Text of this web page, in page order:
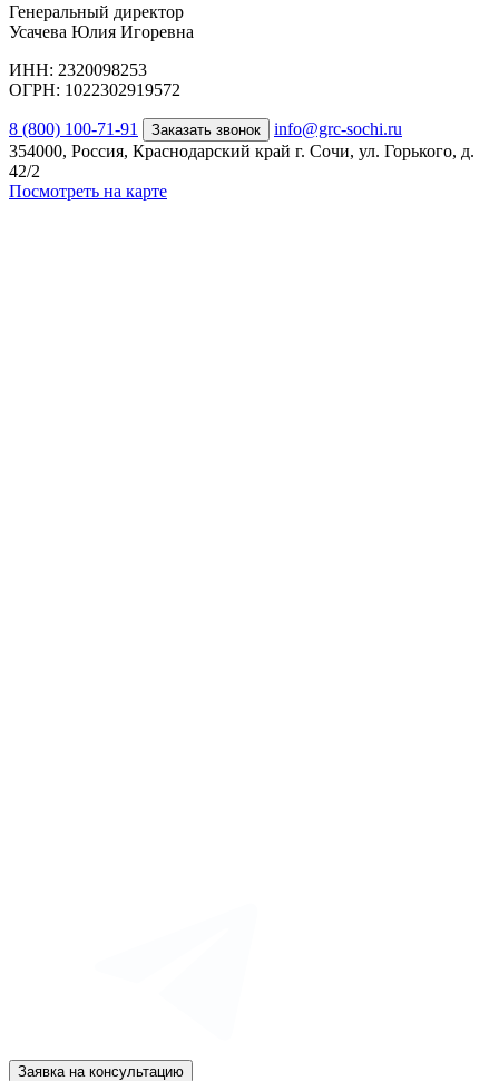
Генеральный директор
Усачева Юлия Игоревна
ИНН: 2320098253
ОГРН: 1022302919572
8 (800) 100-71-91 Заказать звонок
info@grc-sochi.ru
354000, Россия, Краснодарский край г. Сочи, ул. Горького, д.
42/2
Посмотреть на карте
Заявка на консультацию